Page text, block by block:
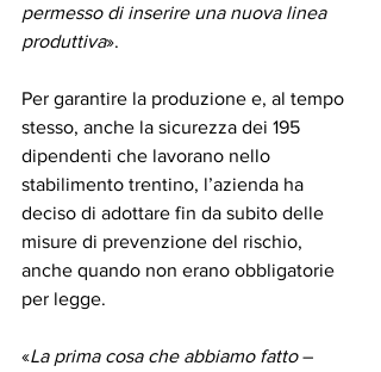
permesso di inserire una nuova linea
produttiva».
Per garantire la produzione e, al tempo
stesso, anche la sicurezza dei 195
dipendenti che lavorano nello
stabilimento trentino, l’azienda ha
deciso di adottare fin da subito delle
misure di prevenzione del rischio,
anche quando non erano obbligatorie
per legge.
«La prima cosa che abbiamo fatto –